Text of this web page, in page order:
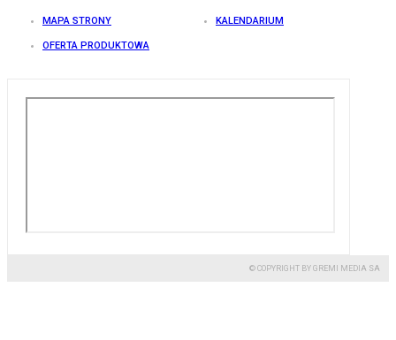
MAPA STRONY KALENDARIUM
OFERTA PRODUKTOWA
© COPYRIGHT BY GREMI MEDIA SA